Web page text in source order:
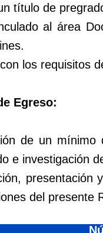
título de
al área
los requisitos
Egreso:
de un mínimo
e investigación
presentación
del presente